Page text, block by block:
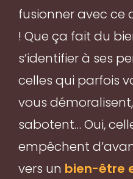
fusionner avec ce
! Que ça fait du
s’identifier à ses
celles qui parfois
vous
sabotent… Oui,
empêchent
vers un bien-être